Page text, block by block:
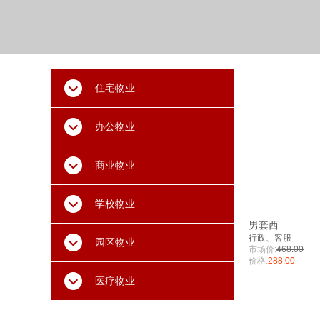
男套西
行政、客服
市场价:468.00
价格:288.00
住宅物业
办公物业
商业物业
学校物业
园区物业
医疗物业